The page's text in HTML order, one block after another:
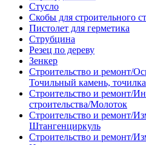
Стусло
Скобы для строительного
Пистолет для герметика
Струбцина
Резец по дереву
Зенкер
Строительство и ремонт/
Точильный камень, точилка
Строительство и ремонт/
строительства/Молоток
Строительство и ремонт/
Штангенциркуль
Строительство и ремонт/